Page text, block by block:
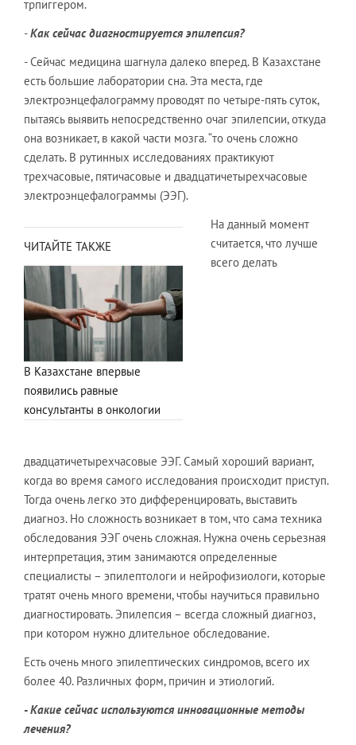
трпиггером.
-Как сейчас диагностируется эпилепсия?
- Сейчас медицина шагнула далеко вперед. В Казахстане
есть большие лаборатории сна. Эта места, где
электроэнцефалограмму проводят по четыре-пять суток,
пытаясь выявить непосредственно очаг эпилепсии, откуда
она возникает, в какой части мозга. “то очень сложно
сделать. В рутинных исследованиях практикуют
трехчасовые, пятичасовые и двадцатичетырехчасовые
электроэнцефалограммы (ЭЭГ).
ЧИТАЙТЕ ТАКЖЕ
В Казахстане впервые
появились равные
консультанты в онкологии
На данный момент
считается, что лучше
всего делать
двадцатичетырехчасовые ЭЭГ. Самый хороший вариант,
когда во время самого исследования происходит приступ.
Тогда очень легко это дифференцировать, выставить
диагноз. Но сложность возникает в том, что сама техника
обследования ЭЭГ очень сложная. Нужна очень серьезная
интерпретация, этим занимаются определенные
специалисты – эпилептологи и нейрофизиологи, которые
тратят очень много времени, чтобы научиться правильно
диагностировать. Эпилепсия – всегда сложный диагноз,
при котором нужно длительное обследование.
Есть очень много эпилептических синдромов, всего их
более 40. Различных форм, причин и этиологий.
- Какие сейчас используются инновационные методы
лечения?